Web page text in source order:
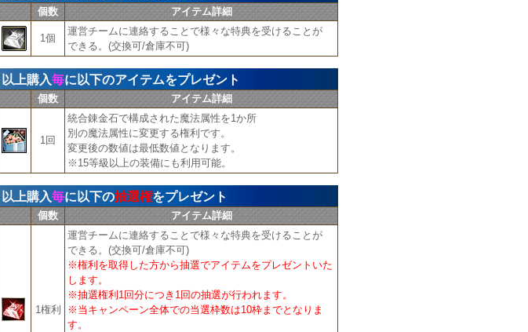
個数 アイテム詳細
1個
運営チームに連絡することで様々な特典を受けることが
できる。(交換可/倉庫不可)
以上購入毎に以下のアイテムをプレゼント
個数 アイテム詳細
1回
統合錬金石で構成された魔法属性を1か所
別の魔法属性に変更する権利です。
変更後の数値は最低数値となります。
※15等級以上の装備にも利用可能。
以上購入毎に以下の抽選権をプレゼント
個数 アイテム詳細
1権利
運営チームに連絡することで様々な特典を受けることが
できる。(交換可/倉庫不可)
※権利を取得した方から抽選でアイテムをプレゼントいた
します。
※抽選権利1回分につき1回の抽選が行われます。
※当キャンペーン全体での当選枠数は10枠までとなりま
す。